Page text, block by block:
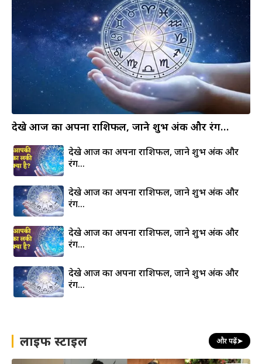
देखे आज का अपना राशिफल, जाने शुभ अंक और रंग…
देखे आज का अपना राशिफल, जाने शुभ अंक और
रंग…
देखे आज का अपना राशिफल, जाने शुभ अंक और
रंग…
देखे आज का अपना राशिफल, जाने शुभ अंक और
रंग…
देखे आज का अपना राशिफल, जाने शुभ अंक और
रंग…
लाइफ स्टाइल और पढ़ें➤